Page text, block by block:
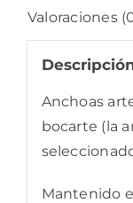
Valoraciones
Anchoas
bocarte (la
Mantenido